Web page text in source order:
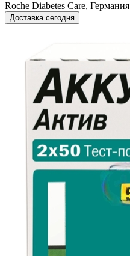
Roche Diabetes Care, Германия
Доставка сегодня